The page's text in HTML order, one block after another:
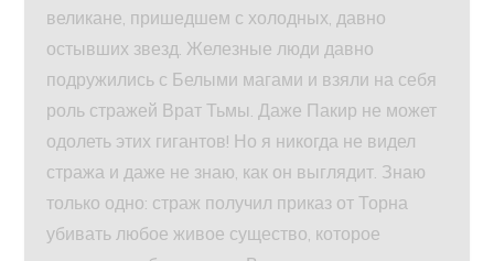
великане, пришедшем с холодных, давно
остывших звезд. Железные люди давно
подружились с Белыми магами и взяли на себя
роль стражей Врат Тьмы. Даже Пакир не может
одолеть этих гигантов! Но я никогда не видел
стража и даже не знаю, как он выглядит. Знаю
только одно: страж получил приказ от Торна
убивать любое живое существо, которое